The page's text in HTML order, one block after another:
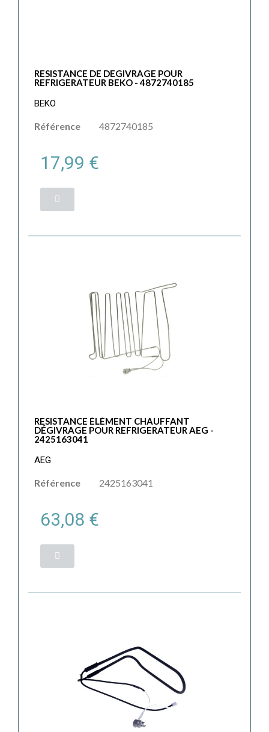
RESISTANCE DE DEGIVRAGE POUR
REFRIGERATEUR BEKO - 4872740185
BEKO
Référence 4872740185
17,99 €
RESISTANCE ÉLÉMENT CHAUFFANT
DÉGIVRAGE POUR REFRIGERATEUR AEG -
2425163041
AEG
Référence 2425163041
63,08 €